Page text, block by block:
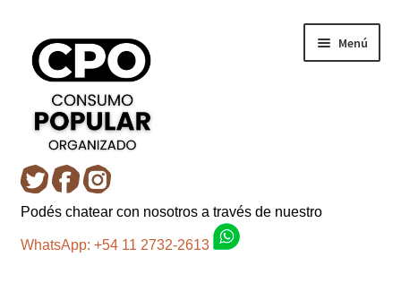
navegación
contenido
Menú
Inicio
Carro
Podés chatear con nosotros a través de nuestro
WhatsApp: +54 11 2732-2613